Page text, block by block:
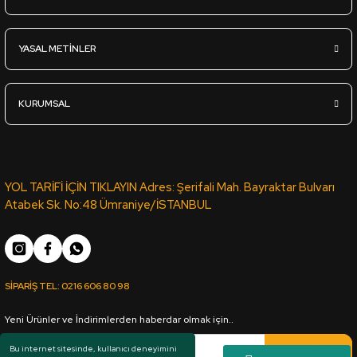
Bu internet sitesinde, kullanıcı deneyimini
22mm*2100*2800mm Profillik Ham MDF - ÇAMSAN ORDU
3.765,00TL
18mm*2100*2800mm Ham MDF - ÇAMSAN ORDU
YASAL METİNLER
KURUMSAL
YOL TARİFİ İÇİN TIKLAYIN Adres: Şerifali Mah. Bayraktar Bulvarı
Atabek Sk. No:48 Ümraniye/İSTANBUL
SİPARİŞ TEL:0216 606 80 98
Yeni Ürünler ve İndirimlerden haberdar olmak için..
Kaydol